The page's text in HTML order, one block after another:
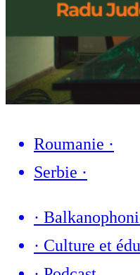
Roumanie ·
Serbie ·
·
· Culture et